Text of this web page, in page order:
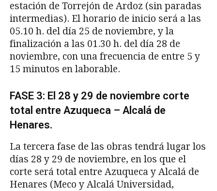
estación de Torrejón de Ardoz (sin paradas
intermedias). El horario de inicio será a las
05.10 h. del día 25 de noviembre, y la
finalización a las 01.30 h. del día 28 de
noviembre, con una frecuencia de entre 5 y
15 minutos en laborable.
FASE 3: El 28 y 29 de noviembre corte
total entre Azuqueca – Alcalá de
Henares.
La tercera fase de las obras tendrá lugar los
días 28 y 29 de noviembre, en los que el
corte será total entre Azuqueca y Alcalá de
Henares (Meco y Alcalá Universidad,